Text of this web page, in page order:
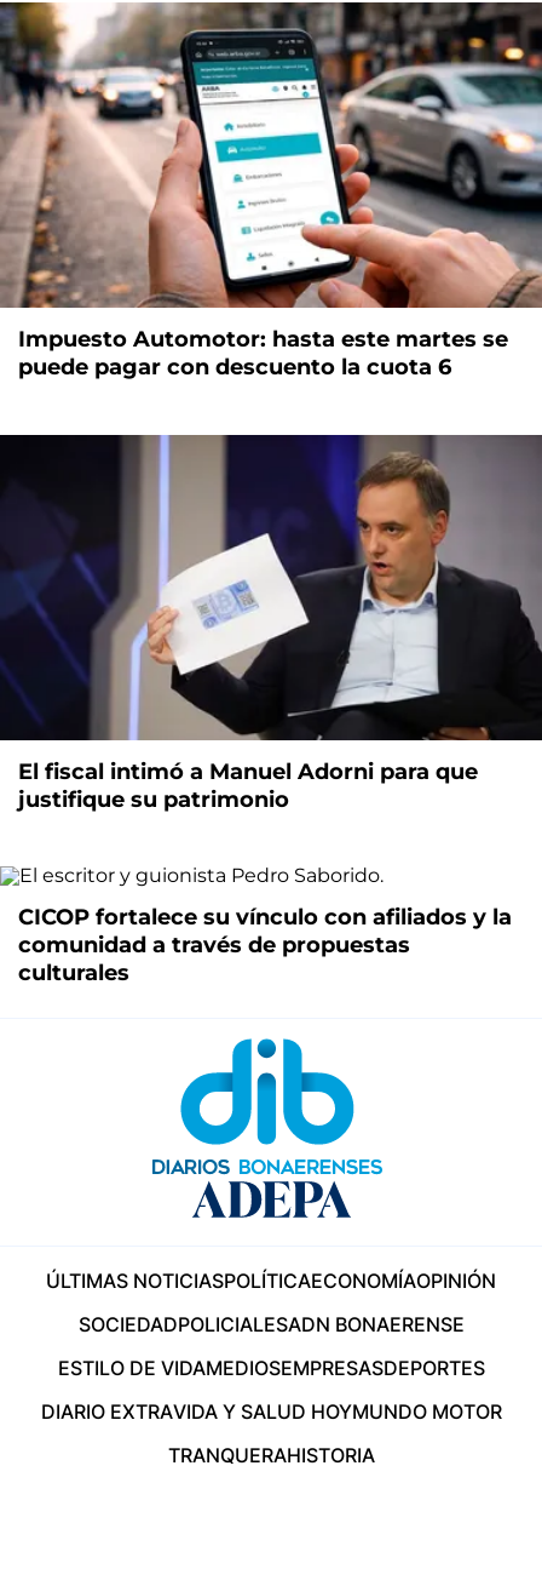
Impuesto Automotor: hasta este martes se
puede pagar con descuento la cuota 6
El fiscal intimó a Manuel Adorni para que
justifique su patrimonio
CICOP fortalece su vínculo con afiliados y la
comunidad a través de propuestas
culturales
ÚLTIMAS NOTICIASPOLÍTICAECONOMÍAOPINIÓN
SOCIEDADPOLICIALESADN BONAERENSE
ESTILO DE VIDAMEDIOSEMPRESASDEPORTES
DIARIO EXTRAVIDA Y SALUD HOYMUNDO MOTOR
TRANQUERAHISTORIA